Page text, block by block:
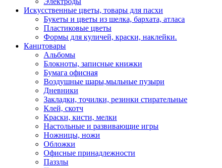
Искусственные цветы, товары для пасхи
Букеты и цветы из шелка, бархата, атласа
Пластиковые цветы
Формы для куличей, краски, наклейки.
Канцтовары
Альбомы
Блокноты, записные книжки
Бумага офисная
Воздушные шары,мыльные пузыри
Дневники
Закладки, точилки, резинки стирательные
Клей, скотч
Краски, кисти, мелки
Настольные и развивающие игры
Ножницы, ножи
Обложки
Офисные принадлежности
Паззлы